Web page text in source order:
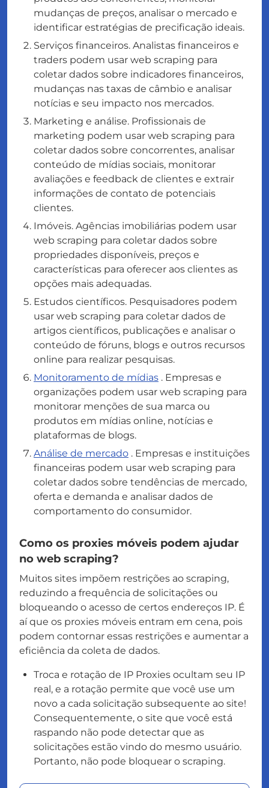
mudanças de preços, analisar o mercado e
identificar estratégias de precificação ideais.
Serviços financeiros. Analistas financeiros e
traders podem usar web scraping para
coletar dados sobre indicadores financeiros,
mudanças nas taxas de câmbio e analisar
notícias e seu impacto nos mercados.
Marketing e análise. Profissionais de
marketing podem usar web scraping para
coletar dados sobre concorrentes, analisar
conteúdo de mídias sociais, monitorar
avaliações e feedback de clientes e extrair
informações de contato de potenciais
clientes.
Imóveis. Agências imobiliárias podem usar
web scraping para coletar dados sobre
propriedades disponíveis, preços e
características para oferecer aos clientes as
opções mais adequadas.
Estudos científicos. Pesquisadores podem
usar web scraping para coletar dados de
artigos científicos, publicações e analisar o
conteúdo de fóruns, blogs e outros recursos
online para realizar pesquisas.
Monitoramento de mídias . Empresas e
organizações podem usar web scraping para
monitorar menções de sua marca ou
produtos em mídias online, notícias e
plataformas de blogs.
Análise de mercado . Empresas e instituições
financeiras podem usar web scraping para
coletar dados sobre tendências de mercado,
oferta e demanda e analisar dados de
comportamento do consumidor.
Como os proxies móveis podem ajudar
no web scraping?
Muitos sites impõem restrições ao scraping,
reduzindo a frequência de solicitações ou
bloqueando o acesso de certos endereços IP. É
aí que os proxies móveis entram em cena, pois
podem contornar essas restrições e aumentar a
eficiência da coleta de dados.
Troca e rotação de IP Proxies ocultam seu IP
real, e a rotação permite que você use um
novo a cada solicitação subsequente ao site!
Consequentemente, o site que você está
raspando não pode detectar que as
solicitações estão vindo do mesmo usuário.
Portanto, não pode bloquear o scraping.